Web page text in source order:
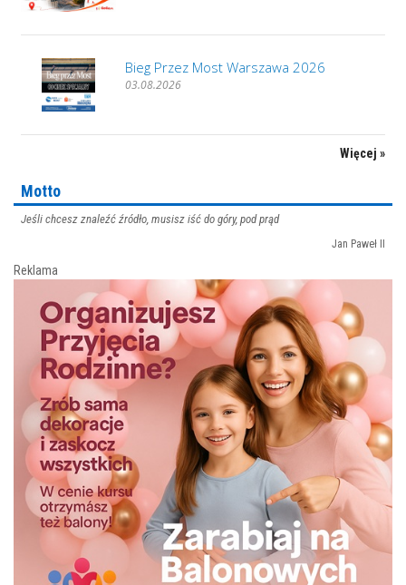
Bieg Przez Most Warszawa 2026
03.08.2026
Więcej »
Motto
Jeśli chcesz znaleźć źródło, musisz iść do góry, pod prąd
Jan Paweł II
Reklama